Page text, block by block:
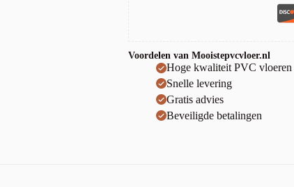
Voordelen van Mooistepvcvloer.nl
Hoge kwaliteit PVC vloeren
Snelle levering
Gratis advies
Beveiligde betalingen